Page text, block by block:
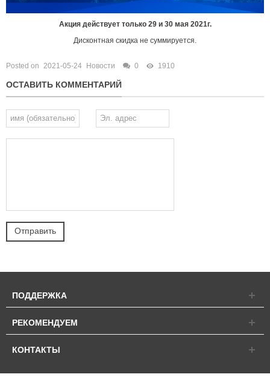
Акция действует только 29 и 30 мая 2021г.
Дисконтная скидка не суммируется.
Posted on 2021-05-24 Новости 0 1910
ОСТАВИТЬ КОММЕНТАРИЙ
ПОДДЕРЖКА
РЕКОМЕНДУЕМ
КОНТАКТЫ